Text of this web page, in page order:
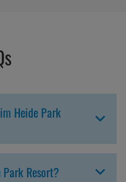
Heide Park
Resort?